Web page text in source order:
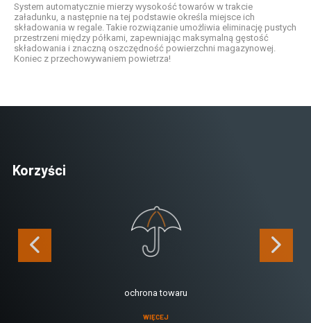
System automatycznie mierzy wysokość towarów w trakcie
załadunku, a następnie na tej podstawie określa miejsce ich
składowania w regale. Takie rozwiązanie umożliwia eliminację pustych
przestrzeni między półkami, zapewniając maksymalną gęstość
składowania i znaczną oszczędność powierzchni magazynowej.
Koniec z przechowywaniem powietrza!
Korzyści
ochrona towaru
WIĘCEJ